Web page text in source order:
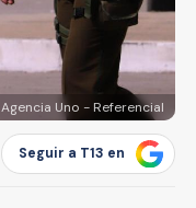
Agencia Uno - Referencial
Seguir a T13 en